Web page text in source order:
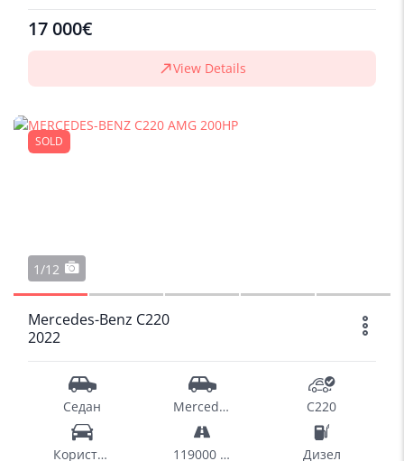
17 000€
View Details
SOLD
1/12
Mercedes-Benz C220
2022
Седан Mercedes-Benz C220
Користен 119000 km Дизел